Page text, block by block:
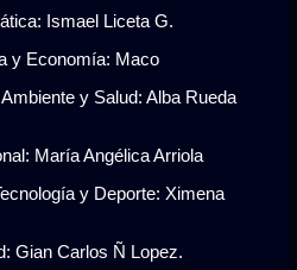
Ismael Liceta G.
y Economía: Maco
y Salud: Alba Rueda
María Angélica Arriola
y Deporte: Ximena
Gian Carlos Ñ Lopez.